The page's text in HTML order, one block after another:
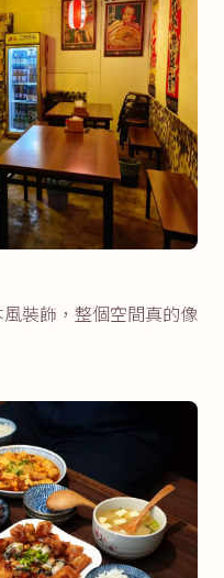
裝飾，整個空間真的像